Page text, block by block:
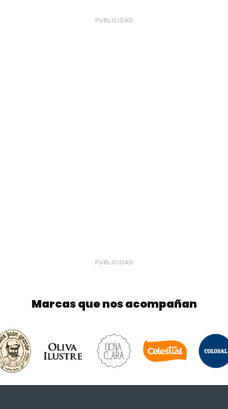
PUBLICIDAD
PUBLICIDAD
Marcas que nos acompañan